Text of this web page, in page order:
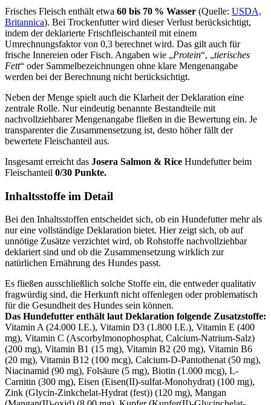
Frisches Fleisch enthält etwa 60 bis 70 % Wasser (Quelle: USDA,
Britannica). Bei Trockenfutter wird dieser Verlust berücksichtigt,
indem der deklarierte Frischfleischanteil mit einem
Umrechnungsfaktor von 0,3 berechnet wird. Das gilt auch für
frische Innereien oder Fisch. Angaben wie „Protein“, „tierisches
Fett“ oder Sammelbezeichnungen ohne klare Mengenangabe
werden bei der Berechnung nicht berücksichtigt.
Neben der Menge spielt auch die Klarheit der Deklaration eine
zentrale Rolle. Nur eindeutig benannte Bestandteile mit
nachvollziehbarer Mengenangabe fließen in die Bewertung ein. Je
transparenter die Zusammensetzung ist, desto höher fällt der
bewertete Fleischanteil aus.
Insgesamt erreicht das Josera Salmon & Rice Hundefutter beim
Fleischanteil 0/30 Punkte.
Inhaltsstoffe im Detail
Bei den Inhaltsstoffen entscheidet sich, ob ein Hundefutter mehr als
nur eine vollständige Deklaration bietet. Hier zeigt sich, ob auf
unnötige Zusätze verzichtet wird, ob Rohstoffe nachvollziehbar
deklariert sind und ob die Zusammensetzung wirklich zur
natürlichen Ernährung des Hundes passt.
Es fließen ausschließlich solche Stoffe ein, die entweder qualitativ
fragwürdig sind, die Herkunft nicht offenlegen oder problematisch
für die Gesundheit des Hundes sein können.
Das Hundefutter enthält laut Deklaration folgende Zusatzstoffe:
Vitamin A (24.000 I.E.), Vitamin D3 (1.800 I.E.), Vitamin E (400
mg), Vitamin C (Ascorbylmonophosphat, Calcium-Natrium-Salz)
(200 mg), Vitamin B1 (15 mg), Vitamin B2 (20 mg), Vitamin B6
(20 mg), Vitamin B12 (100 mcg), Calcium-D-Pantothenat (50 mg),
Niacinamid (90 mg), Folsäure (5 mg), Biotin (1.000 mcg), L-
Carnitin (300 mg), Eisen (Eisen(II)-sulfat-Monohydrat) (100 mg),
Zink (Glycin-Zinkchelat-Hydrat (fest)) (120 mg), Mangan